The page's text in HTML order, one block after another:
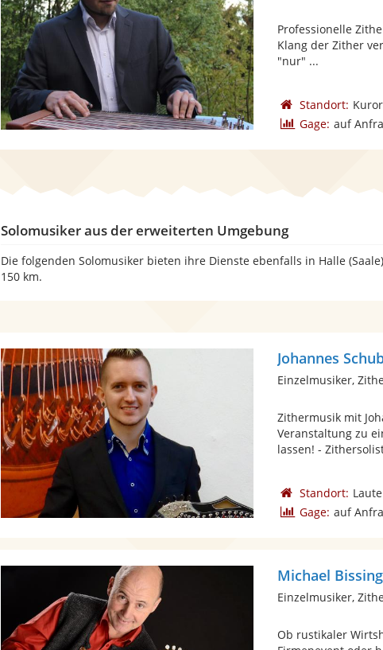
Professionelle
Klang der Zither
"nur" ...
Standort:
Gage: auf
Solomusiker aus der erweiterten Umgebung
Die folgenden Solomusiker bieten ihre Dienste ebenfalls in Halle
150 km.
Johannes
Einzelmusiker,
Zithermusik mit
Veranstaltung zu
lassen! -
Standort:
Gage: auf
Michael
Einzelmusiker,
Ob rustikaler